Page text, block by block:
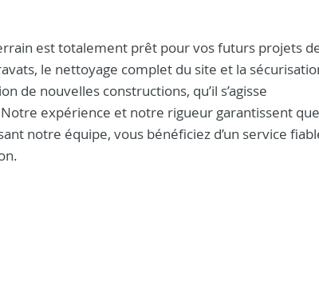
est totalement prêt pour vos futurs projets
le nettoyage complet du site et la
de nouvelles constructions, qu’il s’agisse
expérience et notre rigueur garantissent que
notre équipe, vous bénéficiez d’un service